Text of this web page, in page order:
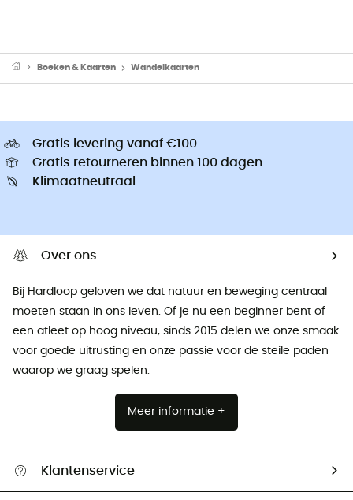
Boeken & Kaarten Wandelkaarten
Gratis levering vanaf €100
Gratis retourneren binnen 100 dagen
Klimaatneutraal
Over ons
Bij Hardloop geloven we dat natuur en beweging centraal
moeten staan ​​in ons leven. Of je nu een beginner bent of
een atleet op hoog niveau, sinds 2015 delen we onze smaak
voor goede uitrusting en onze passie voor de steile paden
waarop we graag spelen.
Meer informatie +
Klantenservice